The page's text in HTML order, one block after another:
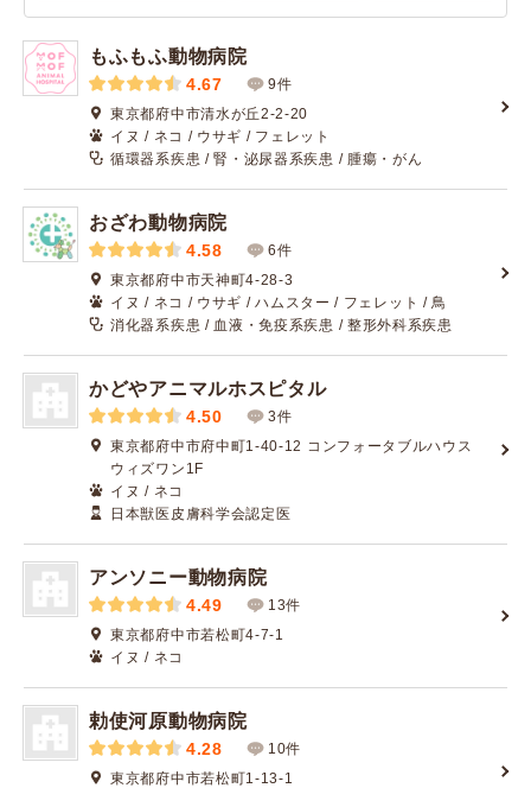
もふもふ動物病院
4.67
9件
東京都府中市清水が丘2-2-20
イヌ / ネコ / ウサギ / フェレット
循環器系疾患 / 腎・泌尿器系疾患 / 腫瘍・がん
おざわ動物病院
4.58
6件
東京都府中市天神町4-28-3
イヌ / ネコ / ウサギ / ハムスター / フェレット / 鳥
消化器系疾患 / 血液・免疫系疾患 / 整形外科系疾患
かどやアニマルホスピタル
4.50
3件
東京都府中市府中町1-40-12 コンフォータブルハウス
ウィズワン1F
イヌ / ネコ
日本獣医皮膚科学会認定医
アンソニー動物病院
4.49
13件
東京都府中市若松町4-7-1
イヌ / ネコ
勅使河原動物病院
4.28
10件
東京都府中市若松町1-13-1